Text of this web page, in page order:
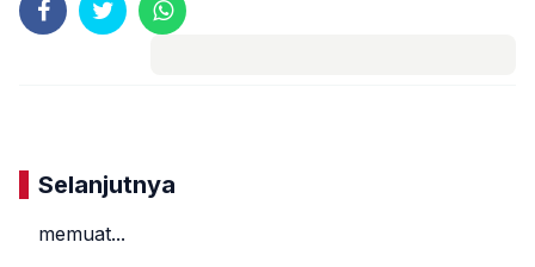
Selanjutnya
memuat...